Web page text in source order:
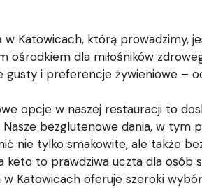
w Katowicach, którą prowadzimy,
ośrodkiem dla miłośników
gusty i preferencje żywieniowe –
opcje w naszej restauracji to
Nasze bezglutenowe dania, w tym
nie tylko smakowite, ale także
keto to prawdziwa uczta dla osób
w Katowicach oferuje szeroki